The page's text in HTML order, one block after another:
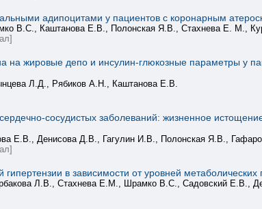
адипоцитами у пациентов с коронарным
В.С., Каштанова E.В., Полонская Я.В., Стахнева Е. М.,
жировые депо и инсулин-глюкозные параметры у
Л.Д., Рябиков А.Н., Каштанова Е.В.
сосудистых заболеваний: жизненное
Е.В., Денисова Д.В., Гагулин И.В., Полонская Я.В.,
гипертензии в зависимости от уровней
Л.В., Стахнева Е.М., Шрамко В.С., Садовский Е.В.,